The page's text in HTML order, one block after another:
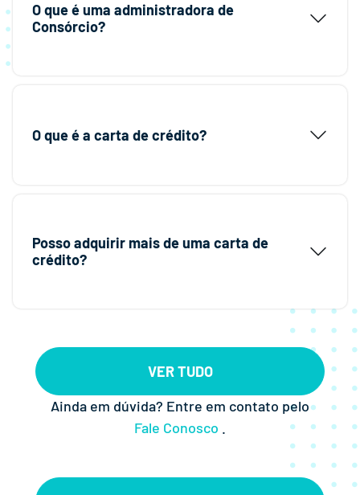
O que é uma administradora de
Consórcio?
O que é a carta de crédito?
Posso adquirir mais de uma carta de
crédito?
VER TUDO
Ainda em dúvida? Entre em contato pelo
Fale Conosco .